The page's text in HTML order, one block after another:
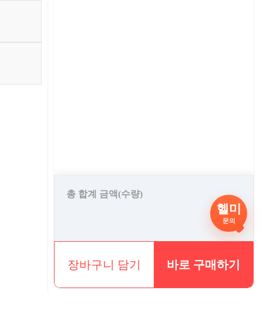
총 합계 금액(수량)
0 원
장바구니 담기 바로 구매하기
헬미
문의